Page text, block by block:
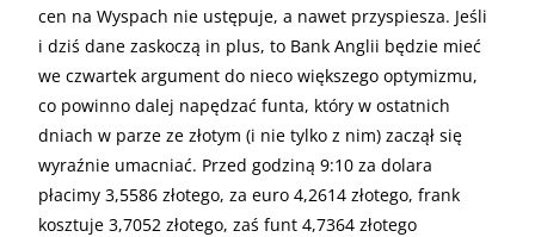
cen na Wyspach nie ustępuje, a nawet przyspiesza. Jeśli
i dziś dane zaskoczą in plus, to Bank Anglii będzie mieć
we czwartek argument do nieco większego optymizmu,
co powinno dalej napędzać funta, który w ostatnich
dniach w parze ze złotym (i nie tylko z nim) zaczął się
wyraźnie umacniać. Przed godziną 9:10 za dolara
płacimy 3,5586 złotego, za euro 4,2614 złotego, frank
kosztuje 3,7052 złotego, zaś funt 4,7364 złotego